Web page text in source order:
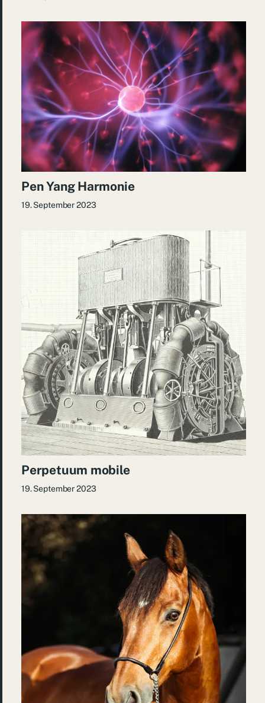
Pen Yang Harmonie
19. September 2023
Perpetuum mobile
19. September 2023